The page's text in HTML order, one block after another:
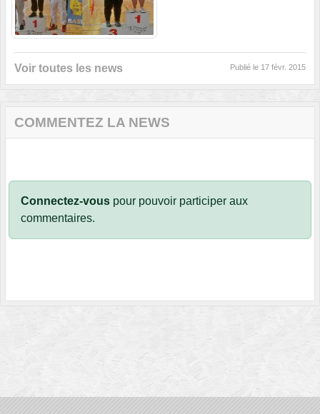
Voir toutes les news Publié le 17 févr. 2015
COMMENTEZ LA NEWS
Connectez-vous pour pouvoir participer aux
commentaires.